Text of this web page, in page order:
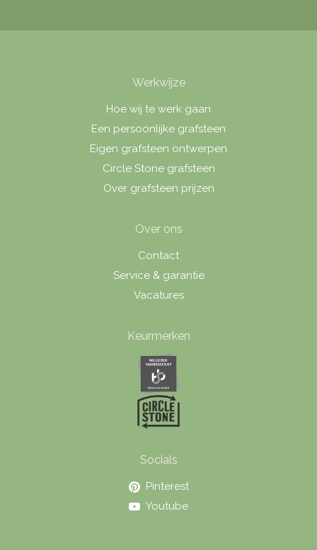
Werkwijze
Hoe wij te werk gaan
Een persoonlijke grafsteen
Eigen grafsteen ontwerpen
Circle Stone grafsteen
Over grafsteen prijzen
Over ons
Contact
Service & garantie
Vacatures
Keurmerken
Socials
Pinterest
Youtube